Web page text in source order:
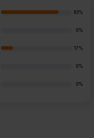
83%
0%
17%
0%
0%